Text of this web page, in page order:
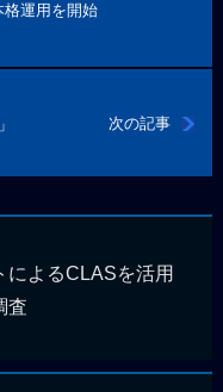
運用を開始
次の記事
によるCLASを活用
査